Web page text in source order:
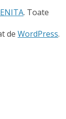
. Toate
de WordPress.